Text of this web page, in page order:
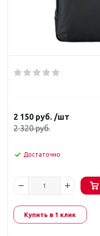
2 150 руб. /шт
2 320руб.
Достаточно
Купить в 1 клик